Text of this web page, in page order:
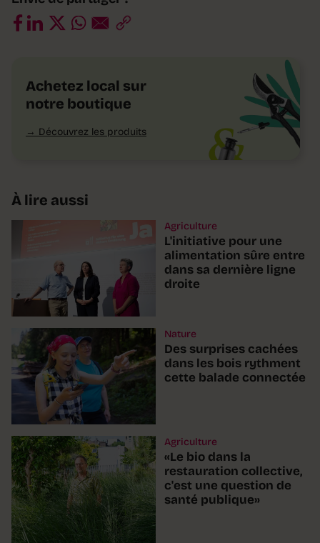
Achetez local sur
notre boutique
Découvrez les produits
À lire aussi
Agriculture
L'initiative pour une
alimentation sûre entre
dans sa dernière ligne
droite
Nature
Des surprises cachées
dans les bois rythment
cette balade connectée
Agriculture
«Le bio dans la
restauration collective,
c'est une question de
santé publique»